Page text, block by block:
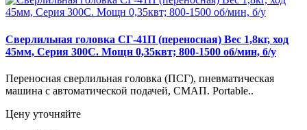
Сверлильная головка СГ-41П (переносная) Вес 1,8кг, ход
45мм, Серия 300С. Мощн 0,35квт; 800-1500 об/мин, б/у
Переносная сверлильная головка (ПСГ), пневматическая
машина с автоматической подачей, СМАП. Portable..
Цену уточняйте